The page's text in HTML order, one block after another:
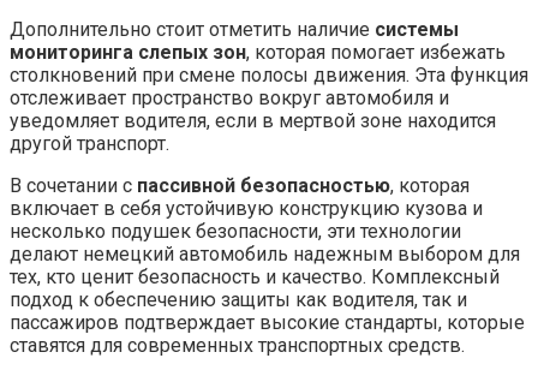
Дополнительно стоит отметить наличие системы
мониторинга слепых зон, которая помогает избежать
столкновений при смене полосы движения. Эта функция
отслеживает пространство вокруг автомобиля и
уведомляет водителя, если в мертвой зоне находится
другой транспорт.
В сочетании с пассивной безопасностью, которая
включает в себя устойчивую конструкцию кузова и
несколько подушек безопасности, эти технологии
делают немецкий автомобиль надежным выбором для
тех, кто ценит безопасность и качество. Комплексный
подход к обеспечению защиты как водителя, так и
пассажиров подтверждает высокие стандарты, которые
ставятся для современных транспортных средств.